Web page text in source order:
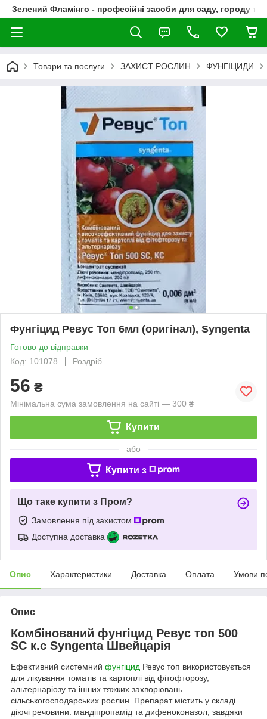
Зелений Фламінго - професійні засоби для саду, городу та
Товари та послуги ЗАХИСТ РОСЛИН ФУНГІЦИДИ
Фунгіцид Ревус Топ 6мл (оригінал), Syngenta
Готово до відправки
Код: 101078
Роздріб
56 ₴
Мінімальна сума замовлення на сайті — 300 ₴
Купити
або
Купити з
Що таке купити з Пром?
Замовлення під захистом
Доступна доставка
Опис Характеристики Доставка Оплата Умови
Опис
Комбінований фунгіцид Ревус топ 500
SC к.с Syngenta Швейцарія
Ефективний системний фунгіцид Ревус топ використовується
для лікування томатів та картоплі від фітофторозу,
альтернаріозу та інших тяжких захворювань
сільськогосподарських рослин. Препарат містить у складі
діючі речовини: мандіпропамід та дифеноконазол, завдяки